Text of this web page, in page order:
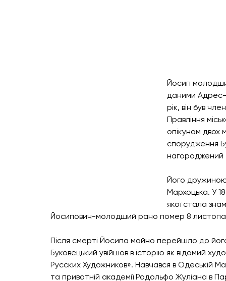
Йосип
даними Адрес-
рік, він був
Правління
опікуном двох
спорудження
нагороджений
Його
Мархоцька. У
якої стала
Йосипович-молодший рано помер 8
Після смерті Йосипа майно перейшло до
Буковецький увійшов в історію як відомий
Русских Художников». Навчався в Одеській
та приватній академії Родольфо Жуліана в